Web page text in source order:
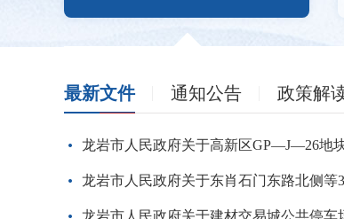
最新文件 通知公告 政策解
龙岩市人民政府关于高新区GP—J—26地